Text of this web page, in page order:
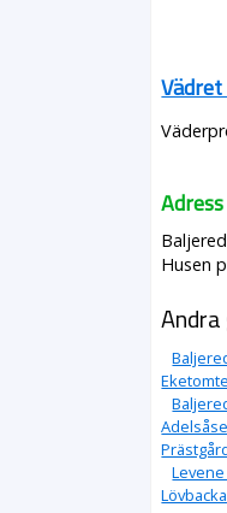
Husen
Lövbacka